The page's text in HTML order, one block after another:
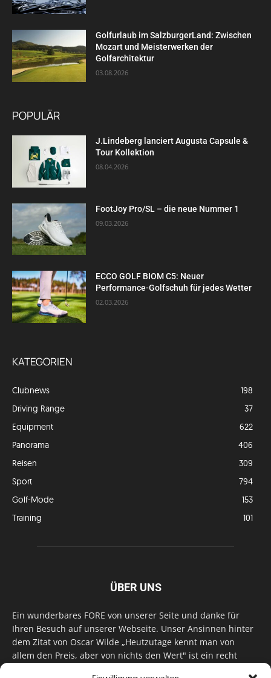
Golfurlaub im SalzburgerLand: Zwischen
Mozart und Meisterwerken der
Golfarchitektur
03.08.2026
POPULÄR
J.Lindeberg lanciert Augusta Capsule &
Tour Kollektion
08.04.2026
FootJoy Pro/SL – die neue Nummer 1
09.03.2026
ECCO GOLF BIOM C5: Neuer
Performance-Golfschuh für jedes Wetter
02.03.2026
KATEGORIEN
Clubnews
198
Driving Range
37
Equipment
622
Panorama
406
Reisen
309
Sport
794
Golf-Mode
153
Training
101
ÜBER UNS
Ein wunderbares FORE von unserer Seite und danke für
Ihren Besuch auf unserer Webseite. Unser Ansinnen hinter
dem Zitat von Oscar Wilde „Heutzutage kennt man von
allem den Preis, aber von nichts den Wert" ist ein recht